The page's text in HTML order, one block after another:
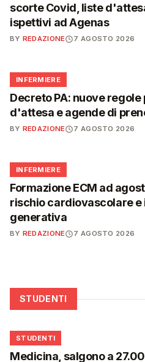
scorte Covid, liste
ispettivi ad Agenas
BY REDAZIONE 7 AGOSTO 2026
🩺
INFERMIERE
Decreto PA: nuove
d'attesa e agende di
BY REDAZIONE 7 AGOSTO 2026
🩺
INFERMIERE
Formazione ECM ad
rischio cardiovascolare
generativa
BY REDAZIONE 7 AGOSTO 2026
STUDENTI
🎓
STUDENTI
Medicina, salgono a